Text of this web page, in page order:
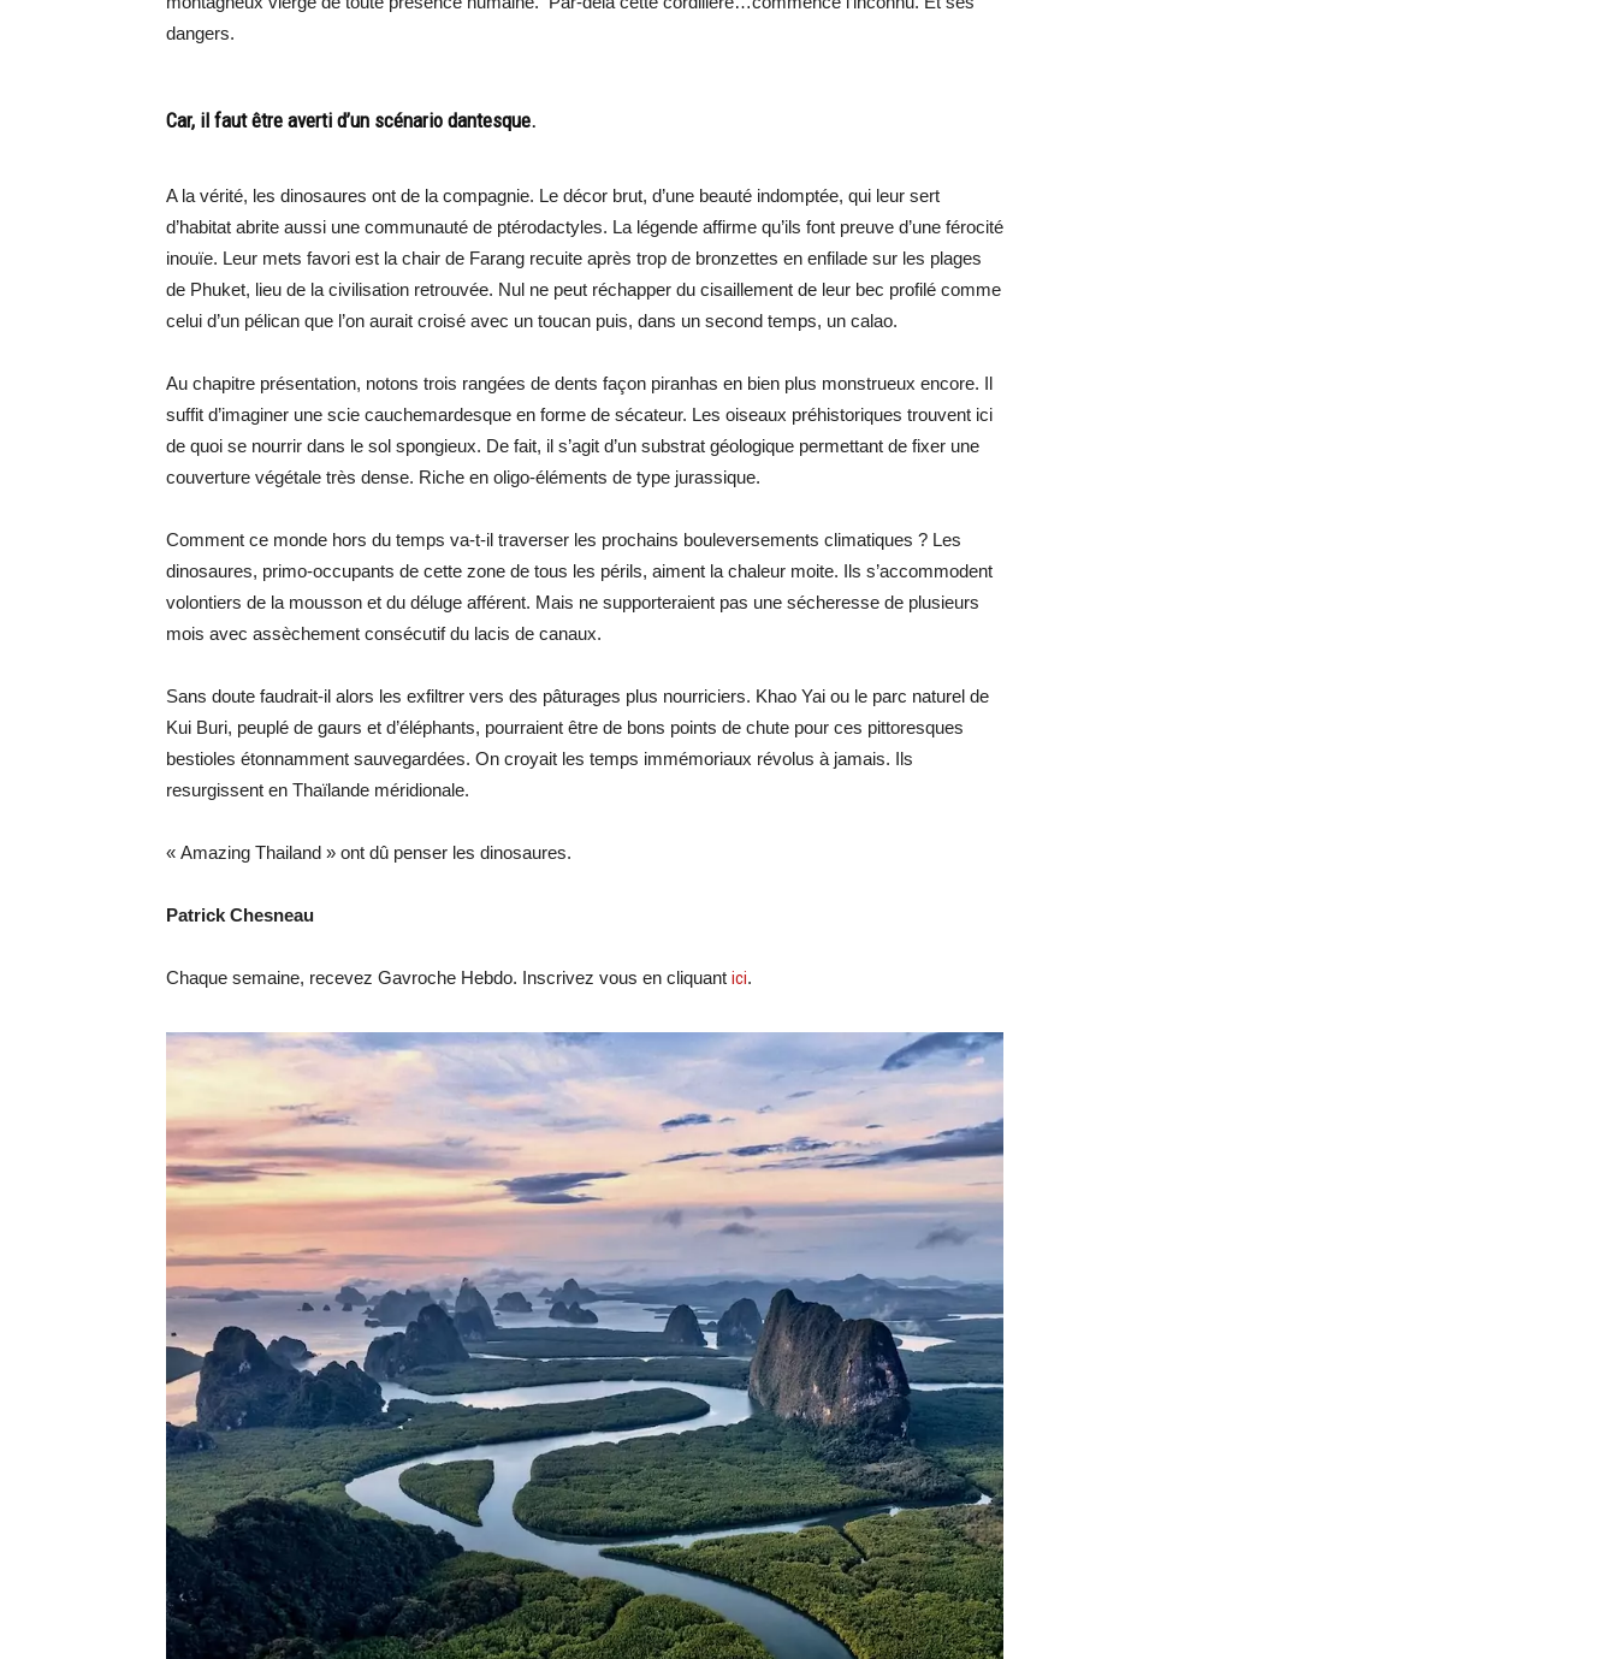
dangers.
Car, il faut être averti d’un scénario dantesque.
A la vérité, les dinosaures ont de la compagnie. Le décor brut, d’une beauté indomptée, qui leur sert
d’habitat abrite aussi une communauté de ptérodactyles. La légende affirme qu’ils font preuve d’une férocité
inouïe. Leur mets favori est la chair de Farang recuite après trop de bronzettes en enfilade sur les plages
de Phuket, lieu de la civilisation retrouvée. Nul ne peut réchapper du cisaillement de leur bec profilé comme
celui d’un pélican que l’on aurait croisé avec un toucan puis, dans un second temps, un calao.
Au chapitre présentation, notons trois rangées de dents façon piranhas en bien plus monstrueux encore. Il
suffit d’imaginer une scie cauchemardesque en forme de sécateur. Les oiseaux préhistoriques trouvent ici
de quoi se nourrir dans le sol spongieux. De fait, il s’agit d’un substrat géologique permettant de fixer une
couverture végétale très dense. Riche en oligo-éléments de type jurassique.
Comment ce monde hors du temps va-t-il traverser les prochains bouleversements climatiques ? Les
dinosaures, primo-occupants de cette zone de tous les périls, aiment la chaleur moite. Ils s’accommodent
volontiers de la mousson et du déluge afférent. Mais ne supporteraient pas une sécheresse de plusieurs
mois avec assèchement consécutif du lacis de canaux.
Sans doute faudrait-il alors les exfiltrer vers des pâturages plus nourriciers. Khao Yai ou le parc naturel de
Kui Buri, peuplé de gaurs et d’éléphants, pourraient être de bons points de chute pour ces pittoresques
bestioles étonnamment sauvegardées. On croyait les temps immémoriaux révolus à jamais. Ils
resurgissent en Thaïlande méridionale.
« Amazing Thailand » ont dû penser les dinosaures.
Patrick Chesneau
Chaque semaine, recevez Gavroche Hebdo. Inscrivez vous en cliquant ici.